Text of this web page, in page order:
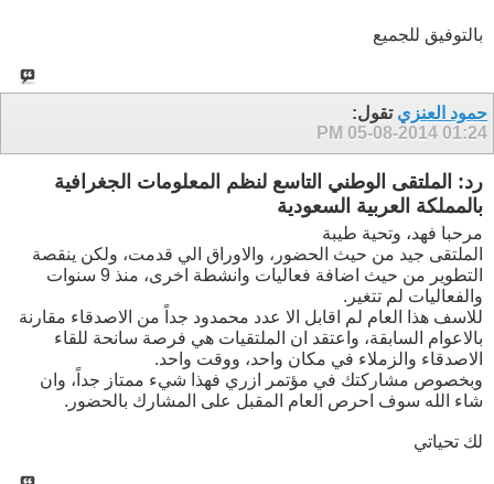
بالتوفيق للجميع
حمود العنزي تقول:
05-08-2014 01:24 PM
رد: الملتقى الوطني التاسع لنظم المعلومات الجغرافية
بالمملكة العربية السعودية
مرحبا فهد، وتحية طيبة
الملتقى جيد من حيث الحضور، والاوراق الي قدمت، ولكن ينقصة
التطوير من حيث اضافة فعاليات وانشطة اخرى، منذ 9 سنوات
والفعاليات لم تتغير.
للاسف هذا العام لم اقابل الا عدد محمدود جداً من الاصدقاء مقارنة
بالاعوام السابقة، واعتقد ان الملتقيات هي فرصة سانحة للقاء
الاصدقاء والزملاء في مكان واحد، ووقت واحد.
وبخصوص مشاركتك في مؤتمر ازري فهذا شيء ممتاز جداً، وان
شاء الله سوف احرص العام المقبل على المشارك بالحضور.
لك تحياتي